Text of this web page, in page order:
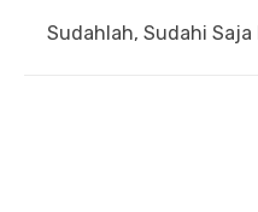
Next
Sudahlah, Sudahi